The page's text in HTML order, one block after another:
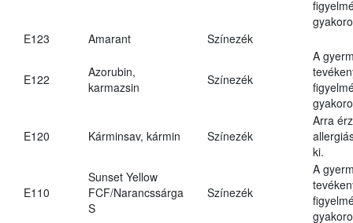
E123
Amarant Színezék
E122
Azorubin,
karmazsin
Színezék
A
E120 Kárminsav, kármin Színezék
Arra
ki.
E110
Sunset Yellow
FCF/Narancssárga
S
Színezék
A